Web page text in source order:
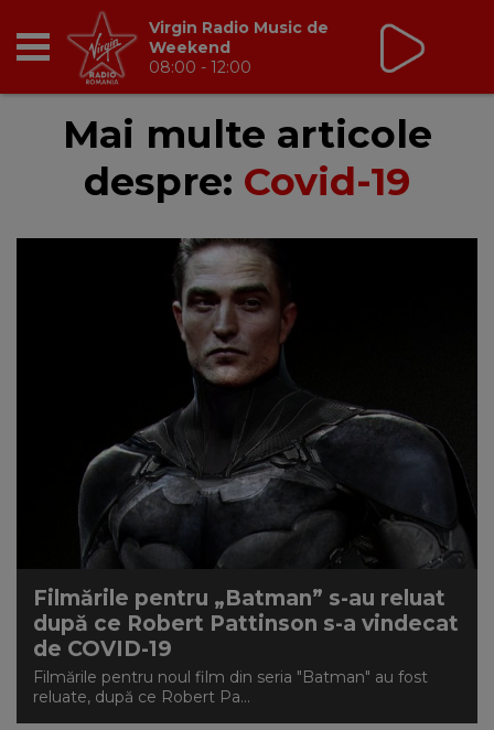
RADIO
BREAKFAST
TIC TALK
DANCEFLOOR CHART
RADIO ACADEMY
NEWS
CONTUL MEU
Virgin Radio Music de
Weekend
08:00 - 12:00
Mai multe articole
despre: Covid-19
Filmările pentru „Batman” s-au reluat
după ce Robert Pattinson s-a vindecat
de COVID-19
Filmările pentru noul film din seria "Batman" au fost
reluate, după ce Robert Pa...